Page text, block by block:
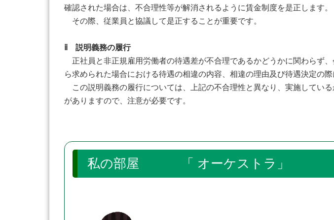
確認された場合は、不合理性等が解消されるように賃金制度を是正します。
その際、従業員と協議して是正することが重要です。
ⅱ 説明義務の履行
正社員と非正規雇用労働者の待遇差が不合理であるかどうかに関わらず
ら求められた場合における待遇の相違の内容、相違の理由及び待遇決定の
この説明義務の履行については、上記の不合理性と異なり、実施してい
がありますので、注意が必要です。
私の部屋 「 オーケストラ」